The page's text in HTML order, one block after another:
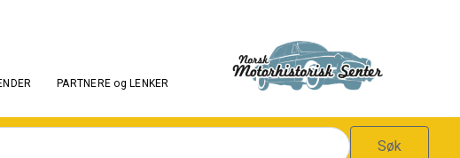
PARTNERE og LENKER
Søk